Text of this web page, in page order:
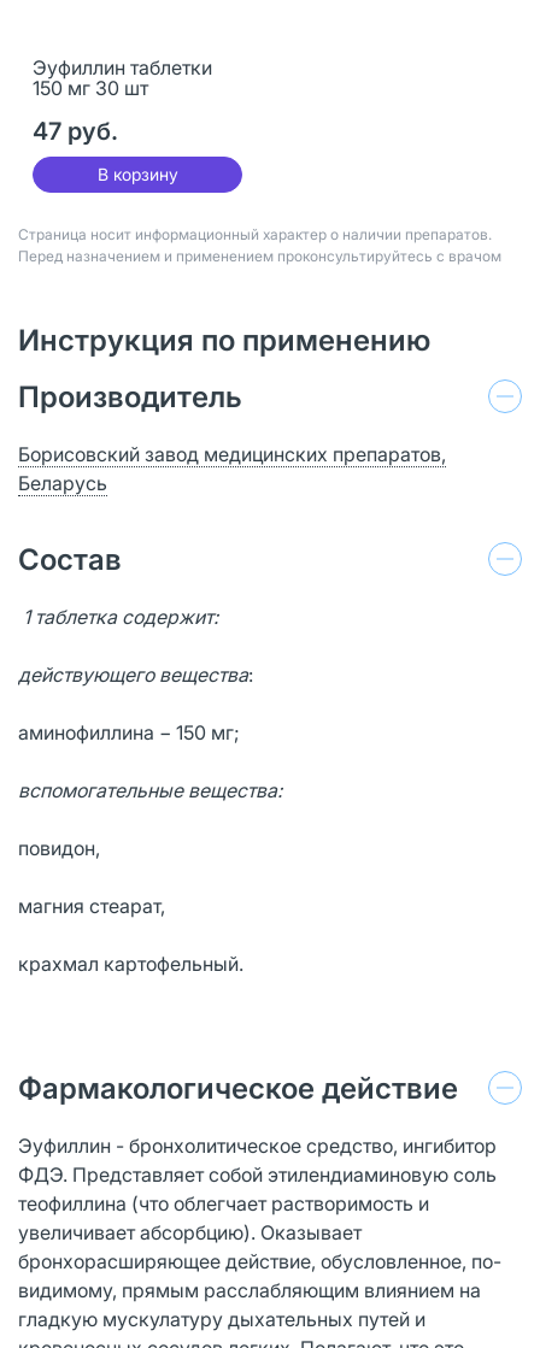
Эуфиллин таблетки
150 мг 30 шт
47 руб.
В корзину
Страница носит информационный характер о наличии препаратов.
Перед назначением и применением проконсультируйтесь с врачом
Инструкция по применению
Производитель
Борисовский завод медицинских препаратов,
Беларусь
Состав
1 таблетка содержит:
действующего вещества:
аминофиллина − 150 мг;
вспомогательные вещества:
повидон,
магния стеарат,
крахмал картофельный.
Фармакологическое действие
Эуфиллин - бронхолитическое средство, ингибитор
ФДЭ. Представляет собой этилендиаминовую соль
теофиллина (что облегчает растворимость и
увеличивает абсорбцию). Оказывает
бронхорасширяющее действие, обусловленное, по-
видимому, прямым расслабляющим влиянием на
гладкую мускулатуру дыхательных путей и